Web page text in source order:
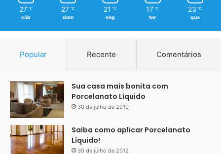
27 ℃
sáb
27 ℃
dom
21 ℃
seg
17 ℃
ter
23 ℃
qua
Popular Recente Comentários
Sua casa mais bonita com
Porcelanato Líquido
30 de julho de 2010
Saiba como aplicar Porcelanato
Líquido!
30 de julho de 2012